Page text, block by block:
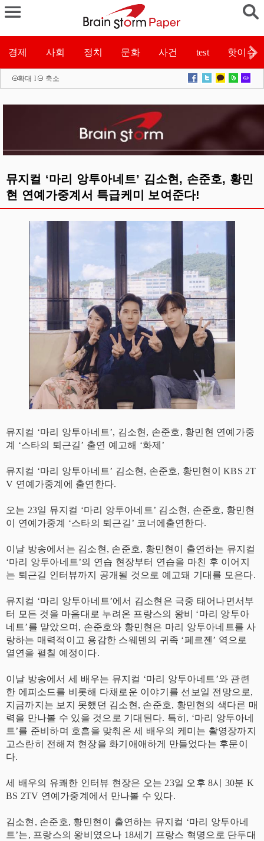
경제 사회 정치 문화 사건 test 핫이슈
확대 l 축소
뮤지컬 ‘마리 앙투아네트’ 김소현, 손준호, 황민
현 연예가중계서 특급케미 보여준다!
뮤지컬 ‘마리 앙투아네트’, 김소현, 손준호, 황민현 연예가중
계 ‘스타의 퇴근길’ 출연 예고해 ‘화제’
뮤지컬 ‘마리 앙투아네트’ 김소현, 손준호, 황민현이 KBS 2T
V 연예가중계에 출연한다.
오는 23일 뮤지컬 ‘마리 앙투아네트’ 김소현, 손준호, 황민현
이 연예가중계 ‘스타의 퇴근길’ 코너에출연한다.
이날 방송에서는 김소현, 손준호, 황민현이 출연하는 뮤지컬
‘마리 앙투아네트’의 연습 현장부터 연습을 마친 후 이어지
는 퇴근길 인터뷰까지 공개될 것으로 예고돼 기대를 모은다.
뮤지컬 ‘마리 앙투아네트’에서 김소현은 극중 태어나면서부
터 모든 것을 마음대로 누려온 프랑스의 왕비 ‘마리 앙투아
네트’를 맡았으며, 손준호와 황민현은 마리 앙투아네트를 사
랑하는 매력적이고 용감한 스웨덴의 귀족 ‘페르젠’ 역으로
열연을 펼칠 예정이다.
이날 방송에서 세 배우는 뮤지컬 ‘마리 앙투아네트’와 관련
한 에피소드를 비롯해 다채로운 이야기를 선보일 전망으로,
지금까지는 보지 못했던 김소현, 손준호, 황민현의 색다른 매
력을 만나볼 수 있을 것으로 기대된다. 특히, ‘마리 앙투아네
트’를 준비하며 호흡을 맞춰온 세 배우의 케미는 촬영장까지
고스란히 전해져 현장을 화기애애하게 만들었다는 후문이
다.
세 배우의 유쾌한 인터뷰 현장은 오는 23일 오후 8시 30분 K
BS 2TV 연예가중계에서 만나볼 수 있다.
김소현, 손준호, 황민현이 출연하는 뮤지컬 ‘마리 앙투아네
트’는, 프랑스의 왕비였으나 18세기 프랑스 혁명으로 단두대